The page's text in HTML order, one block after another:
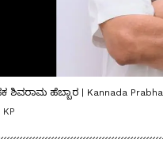
ಶಿವರಾಮ ಹೆಬ್ಬಾರ | Kannada Prabha
KP